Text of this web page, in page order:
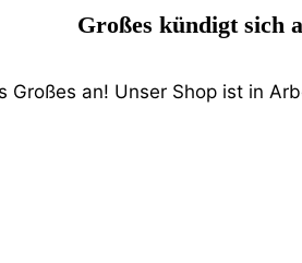
Großes kündigt sich
Großes an! Unser Shop ist in